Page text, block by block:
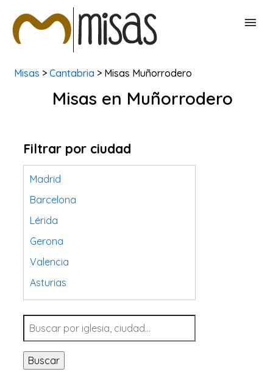
BUSCAR MISAS
Misas > Cantabria > Misas Muñorrodero
Misas en Muñorrodero
Filtrar por ciudad
Madrid
Barcelona
Lérida
Gerona
Valencia
Asturias
Tarragona
Navarra
Valladolid
Sevilla
Buscar